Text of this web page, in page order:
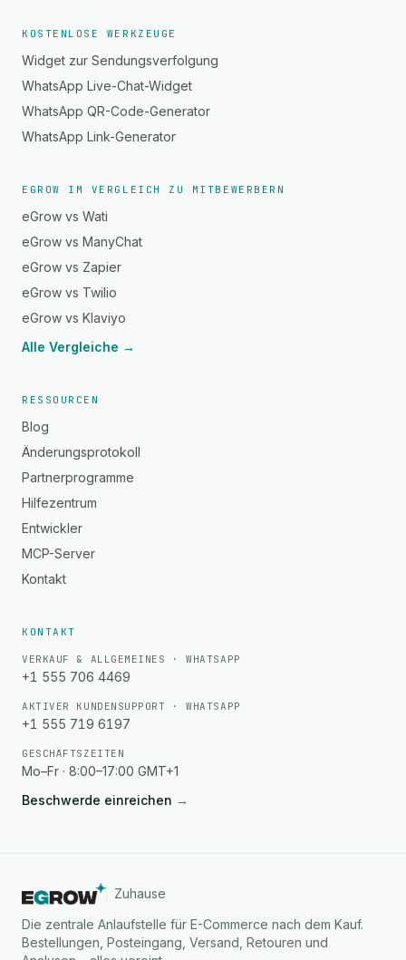
KOSTENLOSE WERKZEUGE
Widget zur Sendungsverfolgung
WhatsApp Live-Chat-Widget
WhatsApp QR-Code-Generator
WhatsApp Link-Generator
EGROW IM VERGLEICH ZU MITBEWERBERN
eGrow vs Wati
eGrow vs ManyChat
eGrow vs Zapier
eGrow vs Twilio
eGrow vs Klaviyo
Alle Vergleiche →
RESSOURCEN
Blog
Änderungsprotokoll
Partnerprogramme
Hilfezentrum
Entwickler
MCP-Server
Kontakt
KONTAKT
VERKAUF & ALLGEMEINES · WHATSAPP
+1 555 706 4469
AKTIVER KUNDENSUPPORT · WHATSAPP
+1 555 719 6197
GESCHÄFTSZEITEN
Mo–Fr · 8:00–17:00 GMT+1
Beschwerde einreichen →
Zuhause
Die zentrale Anlaufstelle für E-Commerce nach dem Kauf.
Bestellungen, Posteingang, Versand, Retouren und